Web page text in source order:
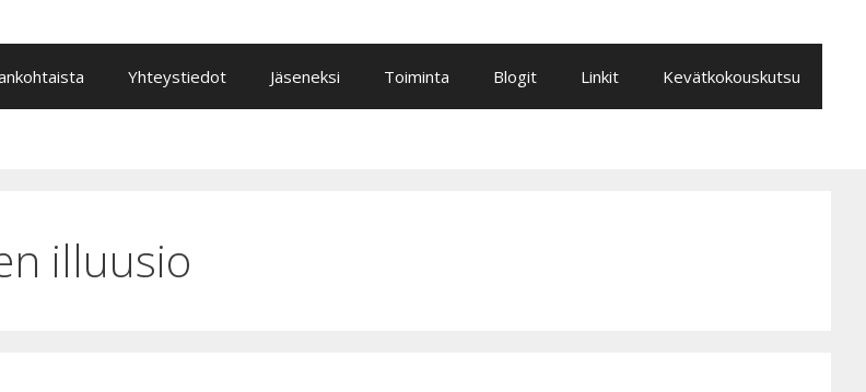
Yhteystiedot Jäseneksi Toiminta Blogit Linkit Kevätkokouskutsu
illuusio